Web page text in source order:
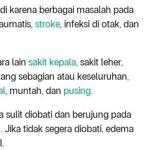
karena berbagai masalah pada
stroke, infeksi di otak, dan
lain sakit kepala, sakit leher,
sebagian atau keseluruhan,
, muntah, dan pusing.
sulit diobati dan berujung pada
Jika tidak segera diobati, edema